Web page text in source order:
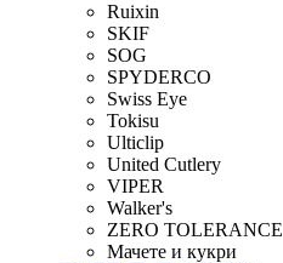
Ruixin
SKIF
SOG
SPYDERCO
Swiss Eye
Tokisu
Ulticlip
United Cutlery
VIPER
Walker's
ZERO TOLERANCE
Мачете и кукри